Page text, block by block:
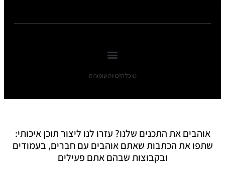
© כל הזכויות שומורות
אוהבים את התכנים שלנו? עזרו לנו ליצור תוכן איכותי:
שתפו את הכתבות שאתם אוהבים עם חברים, בעמודים
ובקבוצות שבהם אתם פעילים